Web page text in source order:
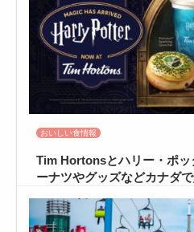
おいしい食情報
Tim Hortonsとハリー・ポッ
ーナツやグッズなどカナダ